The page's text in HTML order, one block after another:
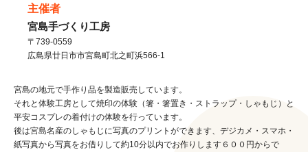
主催者
宮島手づくり工房
〒739-0559
広島県廿日市市宮島町北之町浜566-1
宮島の地元で手作り品を製造販売しています。
それと体験工房として焼印の体験（箸・箸置き・ストラップ・しゃもじ）と
平安コスプレの着付けの体験を行っています。
後は宮島名産のしゃもじに写真のプリントができます、デジカメ・スマホ・
紙写真から写真をお借りして約10分以内でお作りします６００円からで